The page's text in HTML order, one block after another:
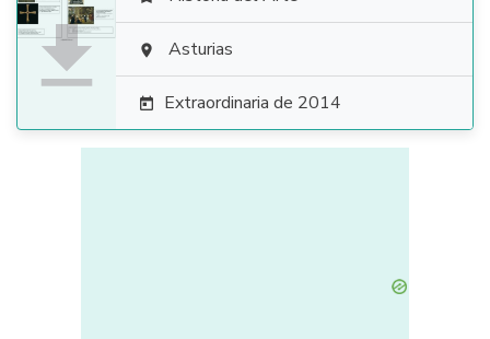
  Asturias
 Extraordinaria de 2014